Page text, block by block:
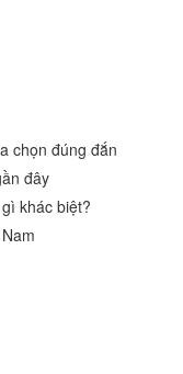
chọn đúng đắn
đây
khác biệt?